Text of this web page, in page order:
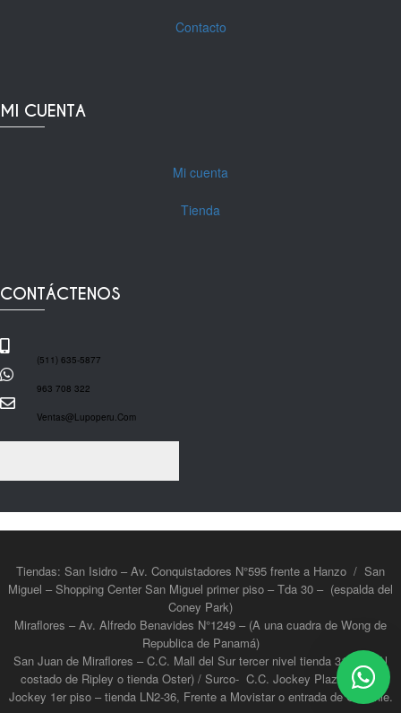
Contacto
MI CUENTA
Mi cuenta
Tienda
CONTÁCTENOS
(511) 635-5877
963 708 322
Ventas@lupoperu.com
Tiendas: San Isidro – Av. Conquistadores N°595 frente a Hanzo / San
Miguel – Shopping Center San Miguel primer piso – Tda 30 – (espalda del
Coney Park)
Miraflores – Av. Alfredo Benavides N°1249 – (A una cuadra de Wong de
Republica de Panamá)
San Juan de Miraflores – C.C. Mall del Sur tercer nivel tienda 3106 – (Al
costado de Ripley o tienda Oster) / Surco- C.C. Jockey Plaza: Barrio
Jockey 1er piso – tienda LN2-36, Frente a Movistar o entrada de Oeschle.